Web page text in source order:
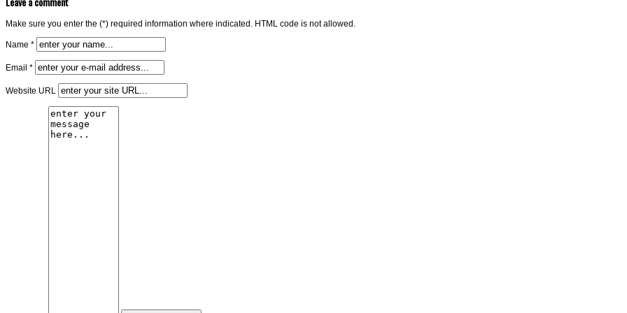
Make sure you enter the (*) required information where indicated. HTML code is not allowed.
Name *
Email *
Website URL